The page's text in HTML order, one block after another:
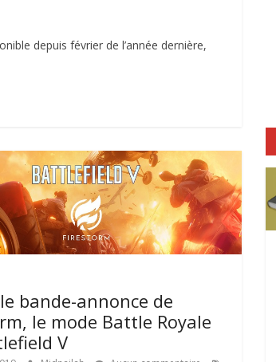
depuis février de l’année dernière,
bande-annonce de
le mode Battle Royale
V